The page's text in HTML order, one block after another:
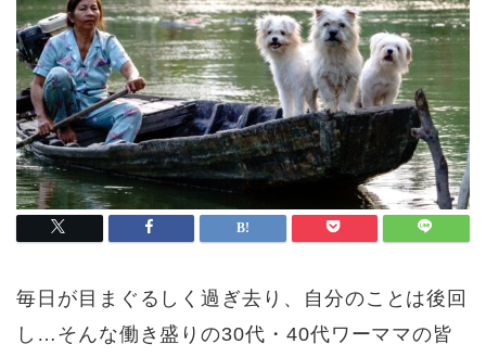
毎日が目まぐるしく過ぎ去り、自分のことは後回
し…そんな働き盛りの30代・40代ワーママの皆